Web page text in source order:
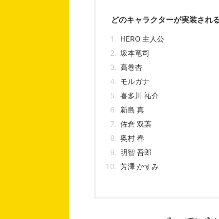
どのキャラクターが実装され
HERO 主人公
坂本竜司
高巻杏
モルガナ
喜多川 祐介
新島 真
佐倉 双葉
奥村 春
明智 吾郎
芳澤 かすみ